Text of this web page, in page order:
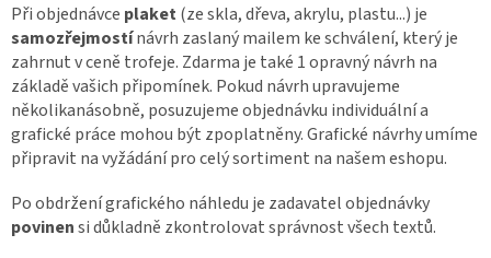
Při objednávce plaket(ze skla, dřeva, akrylu, plastu...) je
samozřejmostínávrh zaslaný mailem ke schválení, který je
zahrnut v ceně trofeje. Zdarma je také 1 opravný návrh na
základě vašich připomínek. Pokud návrh upravujeme
několikanásobně, posuzujeme objednávku individuální a
grafické práce mohou být zpoplatněny. Grafické návrhy umíme
připravit na vyžádání pro celý sortiment na našem eshopu.
Po obdržení grafického náhledu je zadavatel objednávky
povinensi důkladně zkontrolovat správnost všech textů.